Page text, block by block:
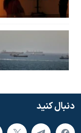
دنبال کنید